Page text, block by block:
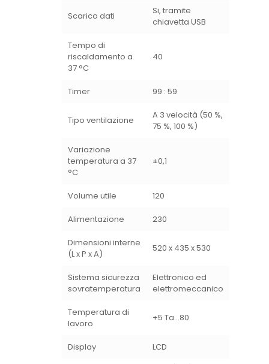
Scarico dati
Si, tramite
chiavetta USB
Tempo di
riscaldamento a
37 °C
40
Timer 99 : 59
Tipo ventilazione
A 3 velocità (50 %,
75 %, 100 %)
Variazione
temperatura a 37
°C
±0,1
Volume utile 120
Alimentazione 230
Dimensioni interne
(L x P x A)
520 x 435 x 530
Sistema sicurezza
sovratemperatura
Elettronico ed
elettromeccanico
Temperatura di
lavoro
+5 Ta…80
Display LCD